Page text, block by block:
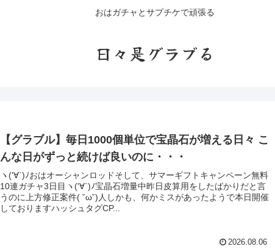
おはガチャとサプチケで頑張る
日々是グラブる
【グラブル】毎日1000個単位で宝晶石が増える日々 こ
んな日がずっと続けば良いのに・・・
ヽ('∀`)ﾉおはオーシャンロッドそして、サマーギフトキャンペーン無料
10連ガチャ3日目ヽ('∀`)ﾉ宝晶石増量中昨日皮算用をしたばかりだと言
うのに上方修正案件( ˘ω˘)人しかも、何かミスがあったようで本日開催
しておりますハッシュタグCP...
2026.08.06